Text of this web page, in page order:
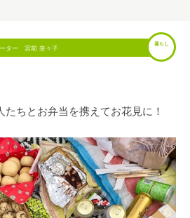
ター 宮前 奈々子
暮らし
ちとお弁当を携えてお花見に！